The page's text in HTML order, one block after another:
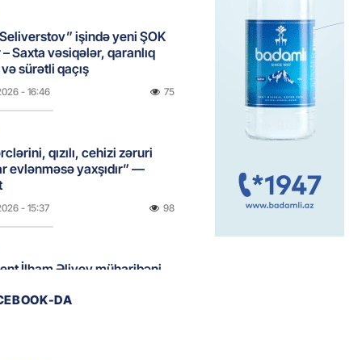
işində yeni ŞOK
Saxta vəsiqələr, qaranlıq
sürətli qaçış
- 16:46 75
qızılı, cehizi zəruri
evlənməsə yaxşıdır” —
- 15:37 98
İlham Əliyev müharibəni
DA